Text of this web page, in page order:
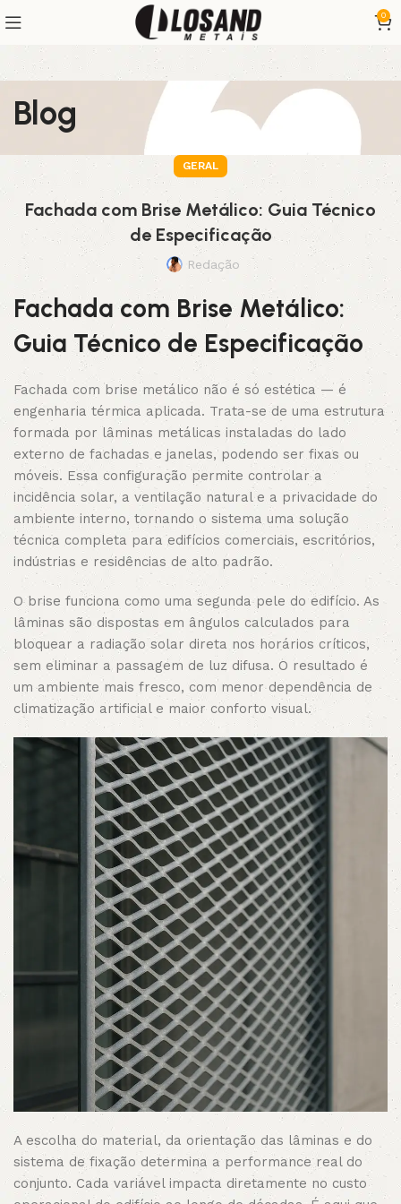
0
Blog
GERAL
Fachada com Brise Metálico: Guia Técnico
de Especificação
Redação
Fachada com Brise Metálico:
Guia Técnico de Especificação
Fachada com brise metálico não é só estética — é
engenharia térmica aplicada. Trata-se de uma estrutura
formada por lâminas metálicas instaladas do lado
externo de fachadas e janelas, podendo ser fixas ou
móveis. Essa configuração permite controlar a
incidência solar, a ventilação natural e a privacidade do
ambiente interno, tornando o sistema uma solução
técnica completa para edifícios comerciais, escritórios,
indústrias e residências de alto padrão.
O brise funciona como uma segunda pele do edifício. As
lâminas são dispostas em ângulos calculados para
bloquear a radiação solar direta nos horários críticos,
sem eliminar a passagem de luz difusa. O resultado é
um ambiente mais fresco, com menor dependência de
climatização artificial e maior conforto visual.
A escolha do material, da orientação das lâminas e do
sistema de fixação determina a performance real do
conjunto. Cada variável impacta diretamente no custo